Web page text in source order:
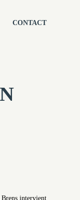
CONTACT
Brens intervient